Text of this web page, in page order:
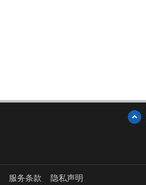
服务条款 隐私声明